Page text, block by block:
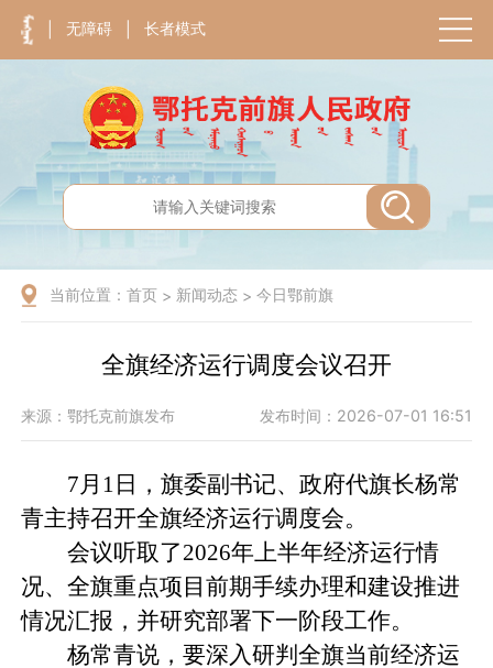
无障碍 长者模式
当前位置：首页 > 新闻动态 >今日鄂前旗
全旗经济运行调度会议召开
来源：鄂托克前旗发布 发布时间：2026-07-01 16:51
7月1日，旗委副书记、政府代旗长杨常
青主持召开全旗经济运行调度会。
会议听取了2026年上半年经济运行情
况、全旗重点项目前期手续办理和建设推进
情况汇报，并研究部署下一阶段工作。
杨常青说，要深入研判全旗当前经济运